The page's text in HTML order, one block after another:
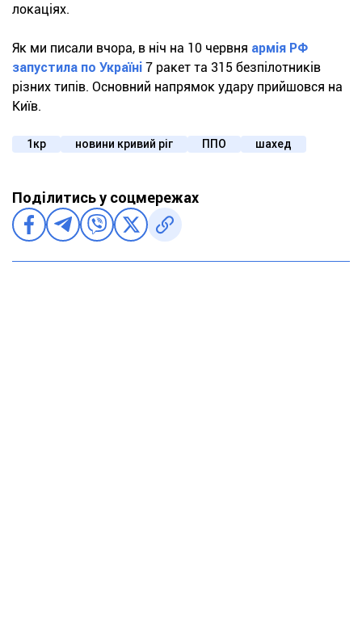
локаціях.
Як ми писали вчора, в ніч на 10 червня армія РФ
запустила по Україні 7 ракет та 315 безпілотників
різних типів. Основний напрямок удару прийшовся на
Київ.
1кр новини кривий ріг ППО шахед
Поділитись у соцмережах